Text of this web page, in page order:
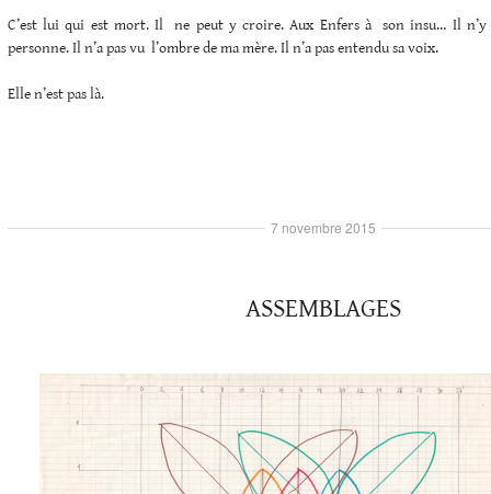
C’est lui qui est mort. Il ne peut y croire. Aux Enfers à son insu… Il n’y
personne. Il n’a pas vu l’ombre de ma mère. Il n’a pas entendu sa voix.
Elle n’est pas là.
ASSEMBLAGES
7 novembre 2015